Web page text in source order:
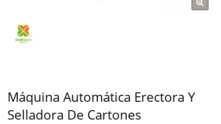
Máquina Automática Erectora Y
Selladora De Cartones